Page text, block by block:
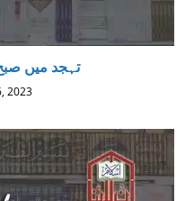
تہجد میں
2023